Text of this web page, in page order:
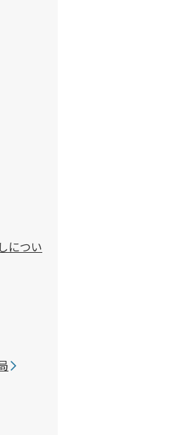
ファイル:112.7KB)
につい